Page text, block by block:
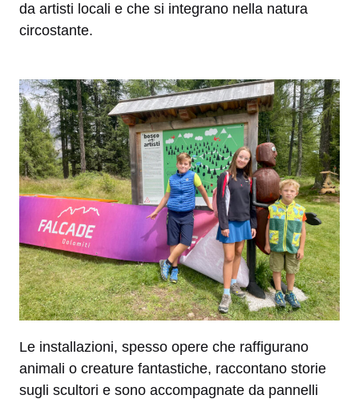
da artisti locali e che si integrano nella natura
circostante.
Le installazioni, spesso opere che raffigurano
animali o creature fantastiche, raccontano storie
sugli scultori e sono accompagnate da pannelli